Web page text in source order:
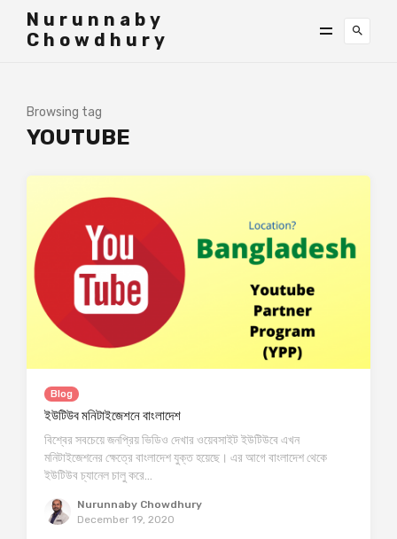
Nurunnaby
Chowdhury
Browsing tag
YOUTUBE
Blog
ইউটিউব মনিটাইজেশনে বাংলাদেশ
বিশ্বের সবচেয়ে জনপ্রিয় ভিডিও দেখার ওয়েবসাইট ইউটিউবে এখন
মনিটাইজেশনের ক্ষেত্রে বাংলাদেশ যুক্ত হয়েছে। এর আগে বাংলাদেশ থেকে
ইউটিউব চ্যানেল চালু করে…
Nurunnaby Chowdhury
December 19, 2020